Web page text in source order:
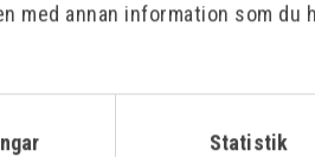
med annan information som du
Statistik